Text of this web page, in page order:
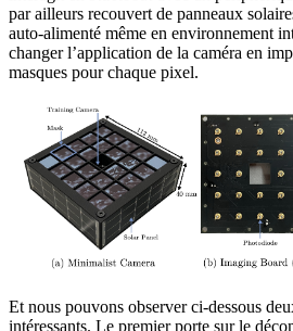
par ailleurs recouvert de panneaux
auto-alimenté même en environnement
changer l’application de la caméra en
masques pour chaque pixel.
Et nous pouvons observer ci-dessous
intéressants. Le premier porte sur le